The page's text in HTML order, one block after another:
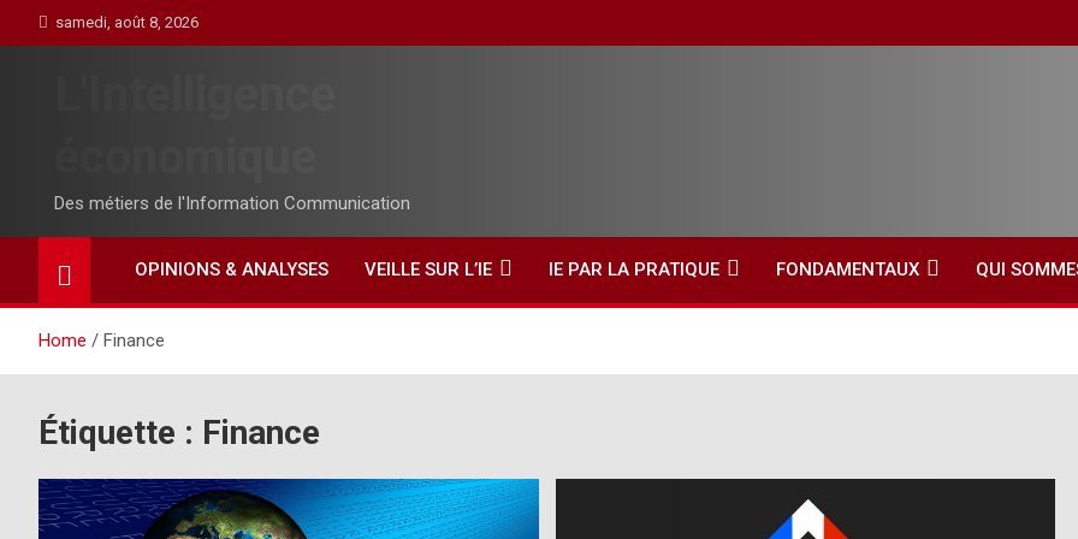
to
samedi, août 8, 2026
Des métiers de l'Information Communication
OPINIONS & ANALYSES VEILLE SUR L’IE IE PAR LA PRATIQUE FONDAMENTAUX QUI
Home Finance
Étiquette : Finance